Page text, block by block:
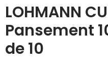
LOHMANN
Pansement
de 10